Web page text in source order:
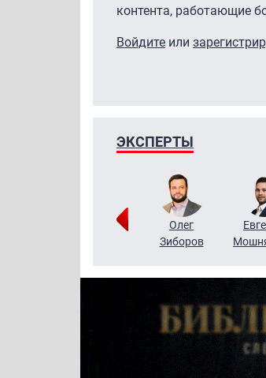
контента, работающие
Войдите или
ЭКСПЕРТЫ
Григорий
Олег
Зиборов